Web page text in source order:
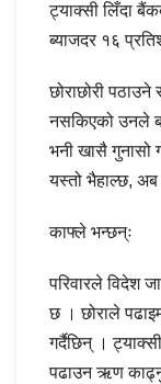
ट्याक्सी लिँदा
ब्याजदर १६
छोराछोरी
नसकिएको उनले
भनी खासै गुनासो
यस्तो भैहाल्छ,
काफ्ले भन्छन्‌ः
परिवारले विदेश
छ । छोराले
गर्दैछिन् ।
पढाउन ऋण